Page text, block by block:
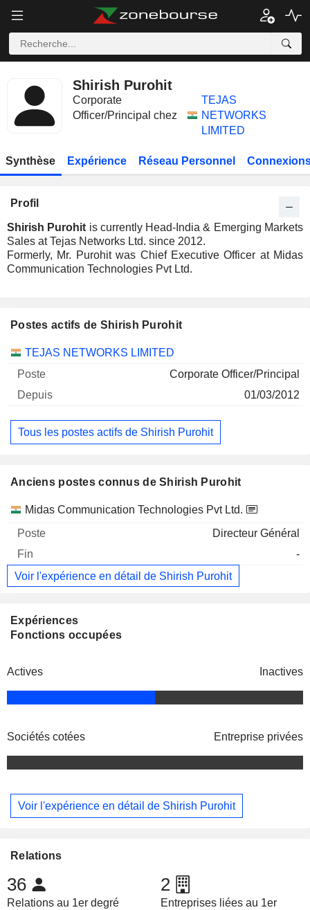
Shirish Purohit
Corporate
Officer/Principal chez
TEJAS
NETWORKS
LIMITED
Synthèse Expérience Réseau Personnel
Profil
Shirish Purohit is currently Head-India & Emerging Markets
Sales at Tejas Networks Ltd. since 2012.
Formerly, Mr. Purohit was Chief Executive Officer at Midas
Communication Technologies Pvt Ltd.
Postes actifs de Shirish Purohit
Sociétés Poste Début
TEJAS NETWORKS LIMITED
Corporate Officer/Principal
01/03/2012
Tous les postes actifs de Shirish Purohit
Anciens postes connus de Shirish Purohit
Sociétés Poste Fin
Midas Communication Technologies Pvt Ltd.
Directeur Général
-
Voir l'expérience en détail de Shirish Purohit
Expériences
Fonctions occupées
Actives Inactives
Sociétés cotées Entreprise privées
Voir l'expérience en détail de Shirish Purohit
Relations
36
Relations au 1er degré
2
Entreprises liées au 1er